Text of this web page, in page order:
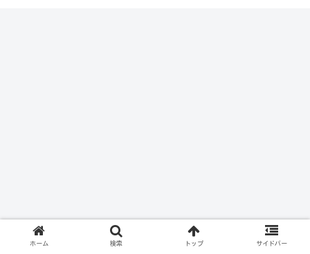
ホーム 検索 トップ サイドバー